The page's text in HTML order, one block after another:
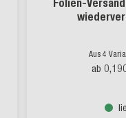
Folien-
Aus 4
ab